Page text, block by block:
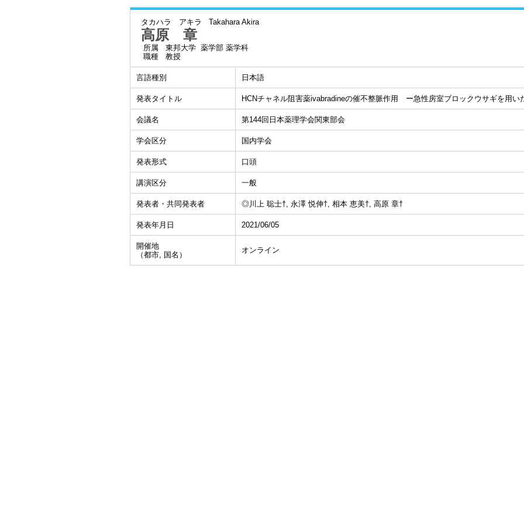
タカハラ アキラ Takahara Akira
高原 章
所属
東邦大学 薬学部 薬学科
職種
教授
言語種別 日本語
発表タイトル HCNチャネル阻害薬ivabradineの催不整脈作用 ー急性房室ブロックウサギを用い
会議名 第144回日本薬理学会関東部会
学会区分 国内学会
発表形式 口頭
講演区分 一般
発表者・共同発表者 ◎川上 聡士†, 永澤 悦伸†, 相本 恵美†, 高原 章†
発表年月日 2021/06/05
開催地
（都市, 国名）
オンライン